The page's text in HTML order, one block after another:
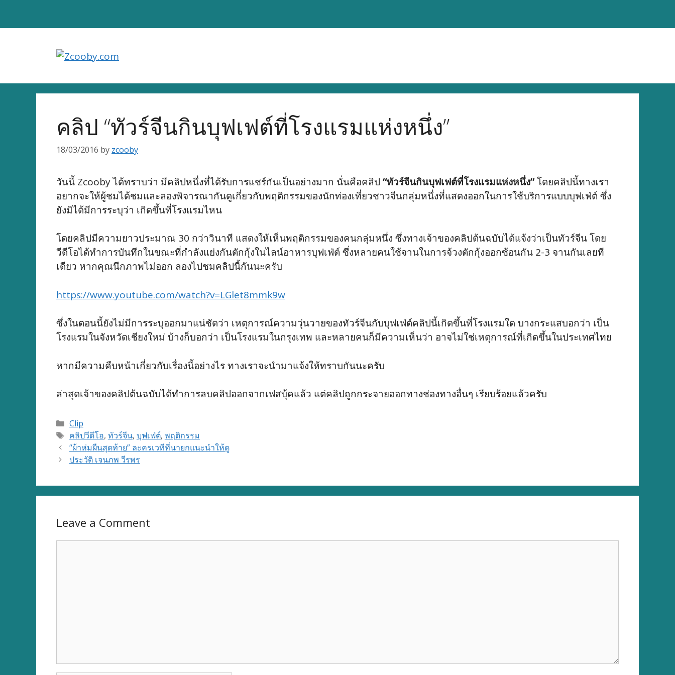
คลิป “ทัวร์จีนกินบุฟเฟต์ที่โรงแรมแห่งหนึ่ง”
18/03/2016 by zcooby
วันนี้ Zcooby ได้ทราบว่า มีคลิปหนึ่งที่ได้รับการแชร์กันเป็นอย่างมาก นั่นคือคลิป “ทัวร์จีนกินบุฟเฟต์ที่โรงแรมแห่งหนึ่ง”โดยคลิปนี้ทางเรา
อยากจะให้ผู้ชมได้ชมและลองพิจารณากันดูเกี่ยวกับพฤติกรรมของนักท่องเที่ยวชาวจีนกลุ่มหนึ่งที่แสดงออกในการใช้บริการแบบบุฟเฟ่ต์ ซึ่ง
ยังมิได้มีการระบุว่า เกิดขึ้นที่โรงแรมไหน
โดยคลิปมีความยาวประมาณ 30 กว่าวินาที แสดงให้เห็นพฤติกรรมของคนกลุ่มหนึ่ง ซึ่งทางเจ้าของคลิปต้นฉบับได้แจ้งว่าเป็นทัวร์จีน โดย
วีดีโอได้ทำการบันทึกในขณะที่กำลังแย่งกันตักกุ้งในไลน์อาหารบุฟเฟ่ต์ ซึ่งหลายคนใช้จานในการจ้วงตักกุ้งออกซ้อนกัน 2-3 จานกันเลยที
เดียว หากคุณนึกภาพไม่ออก ลองไปชมคลิปนี้กันนะครับ
https://www.youtube.com/watch?v=LGlet8mmk9w
ซึ่งในตอนนี้ยังไม่มีการระบุออกมาแน่ชัดว่า เหตุการณ์ความวุ่นวายของทัวร์จีนกับบุฟเฟ่ต์คลิปนี้เกิดขึ้นที่โรงแรมใด บางกระแสบอกว่า เป็น
โรงแรมในจังหวัดเชียงใหม่ บ้างก็บอกว่า เป็นโรงแรมในกรุงเทพ และหลายคนก็มีความเห็นว่า อาจไม่ใช่เหตุการณ์ที่เกิดขึ้นในประเทศไทย
หากมีความคืบหน้าเกี่ยวกับเรื่องนี้อย่างไร ทางเราจะนำมาแจ้งให้ทราบกันนะครับ
ล่าสุดเจ้าของคลิปต้นฉบับได้ทำการลบคลิปออกจากเฟสบุ้คแล้ว แต่คลิปถูกกระจายออกทางช่องทางอื่นๆ เรียบร้อยแล้วครับ
Categories
Clip
Tags
คลิปวีดีโอ, ทัวร์จีน, บุฟเฟ่ต์, พฤติกรรม
“ผ้าห่มผืนสุดท้าย” ละครเวทีที่นายกแนะนำให้ดู
ประวัติ เจนภพ วีรพร
Leave a Comment